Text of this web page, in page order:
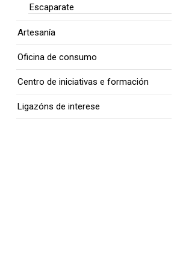
Escaparate
Artesanía
Oficina de consumo
Centro de iniciativas e formación
Ligazóns de interese